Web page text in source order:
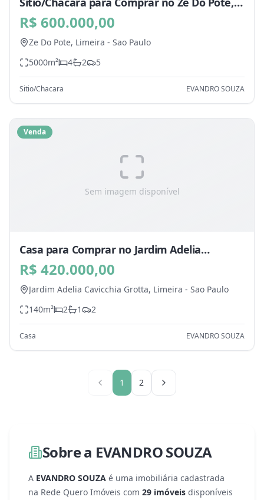
Limeira - SP
R$ 600.000,00
Ze Do Pote, Limeira - Sao Paulo
5000m² 4 2 5
Sitio/Chacara EVANDRO SOUZA
Sem imagem disponível
Venda
Casa para Comprar no Jardim Adelia
Cavicchia Grotta, Limeira - SP
R$ 420.000,00
Jardim Adelia Cavicchia Grotta, Limeira - Sao Paulo
140m² 2 1 2
Casa EVANDRO SOUZA
1 2
Sobre a EVANDRO SOUZA
A EVANDRO SOUZA é uma imobiliária cadastrada
na Rede Quero Imóveis com 29 imóveis disponíveis